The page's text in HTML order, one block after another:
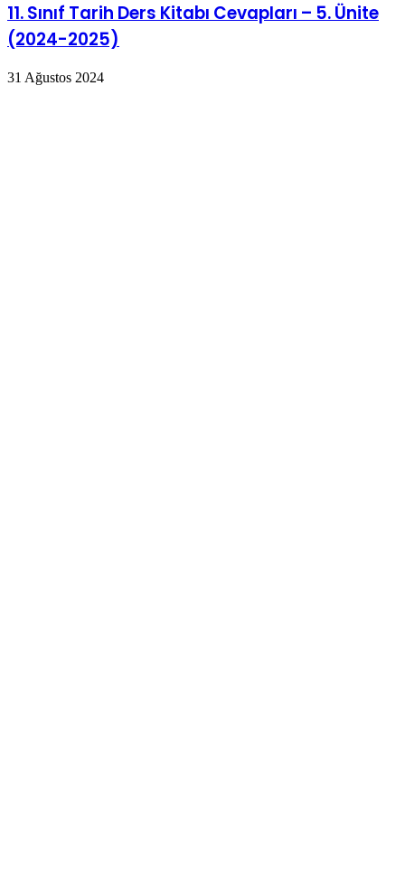
11. Sınıf Tarih Ders Kitabı Cevapları – 5. Ünite
(2024-2025)
31 Ağustos 2024